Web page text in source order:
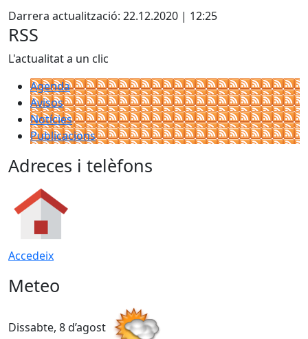
+
−
Darrera actualització: 22.12.2020 | 12:25
RSS
L'actualitat a un clic
Agenda
Avisos
Notícies
Publicacions
Adreces i telèfons
Accedeix
Meteo
Dissabte, 8 d’agost